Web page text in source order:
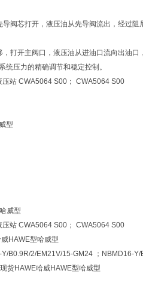
阀芯打开，液压油从先导阀流出，经过阻
打开主阀口，液压油从进油口流向出油口
压力的精确调节和稳定控制。
站 CWA5064 S00； CWA5064 S00
型
威型
站 CWA5064 S00； CWA5064 S00
HAWE型哈威型
B0.9R/2/EM21V/15-GM24 ；NBMD16-
货HAWE哈威HAWE型哈威型